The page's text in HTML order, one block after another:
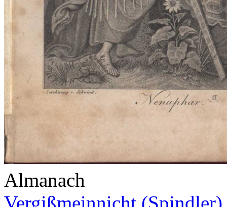
Almanach
Vergißmeinnicht (Spindler)